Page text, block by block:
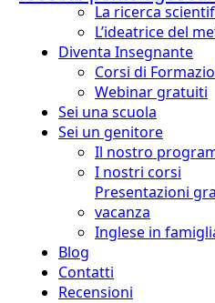
La ricerca
L’ideatrice del
Diventa Insegnante
Corsi di
Webinar gratuiti
Sei una scuola
Sei un genitore
Il nostro
I nostri corsi
Presentazioni
vacanza
Inglese in
Blog
Contatti
Recensioni